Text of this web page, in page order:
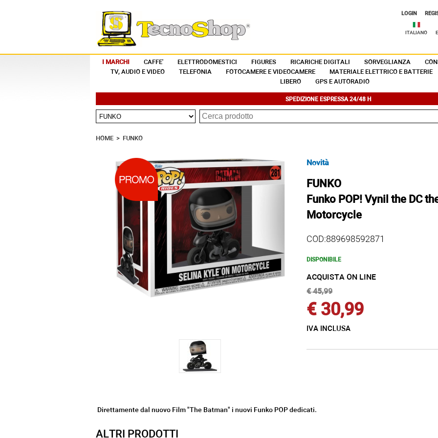
LOGIN
ITALIANO
I MARCHI CAFFE' ELETTRODOMESTICI FIGURES RICARICHE DIGITALI SORVEGLIANZA
TV, AUDIO E VIDEO
TELEFONIA FOTOCAMERE E VIDEOCAMERE MATERIALE ELETTRICO E BATTERIE
LIBERO
GPS E AUTORADIO
SPEDIZIONE ESPRESSA 24/48 H
HOME> FUNKO
Novità
FUNKO
Funko POP! Vynil the DC
Motorcycle
COD:889698592871
DISPONIBILE
ACQUISTA ON LINE
€ 45,99
€ 30,99
IVA INCLUSA
Direttamente dal nuovo Film "The Batman" i nuovi Funko POP dedicati.
ALTRI PRODOTTI